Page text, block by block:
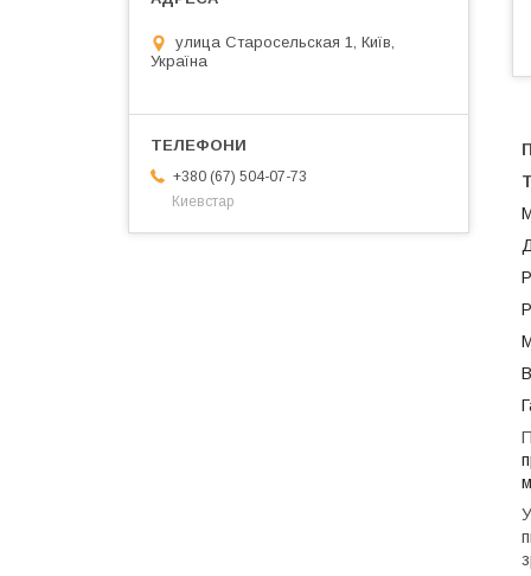
улица Старосельская 1, Київ,
Україна
+380 (67) 504-07-73
Киевстар